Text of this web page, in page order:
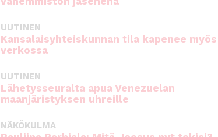
UUTINEN
Kansalaisyhteiskunnan tila kapenee myös
verkossa
UUTINEN
Lähetysseuralta apua Venezuelan
maanjäristyksen uhreille
NÄKÖKULMA